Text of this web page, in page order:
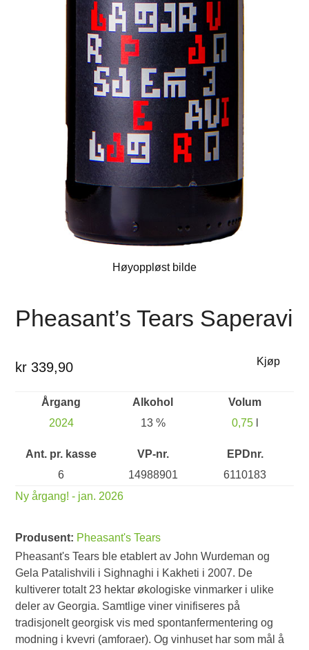
Høyoppløst bilde
Pheasant’s Tears Saperavi
kr 339,90 Kjøp
Årgang
2024
Alkohol
13 %
Volum
0,75l
Ant. pr. kasse
6
VP-nr.
14988901
EPDnr.
6110183
Ny årgang! - jan. 2026
Produsent: Pheasant's Tears
Pheasant's Tears ble etablert av John Wurdeman og
Gela Patalishvili i Sighnaghi i Kakheti i 2007. De
kultiverer totalt 23 hektar økologiske vinmarker i ulike
deler av Georgia. Samtlige viner vinifiseres på
tradisjonelt georgisk vis med spontanfermentering og
modning i kvevri (amforaer). Og vinhuset har som mål å